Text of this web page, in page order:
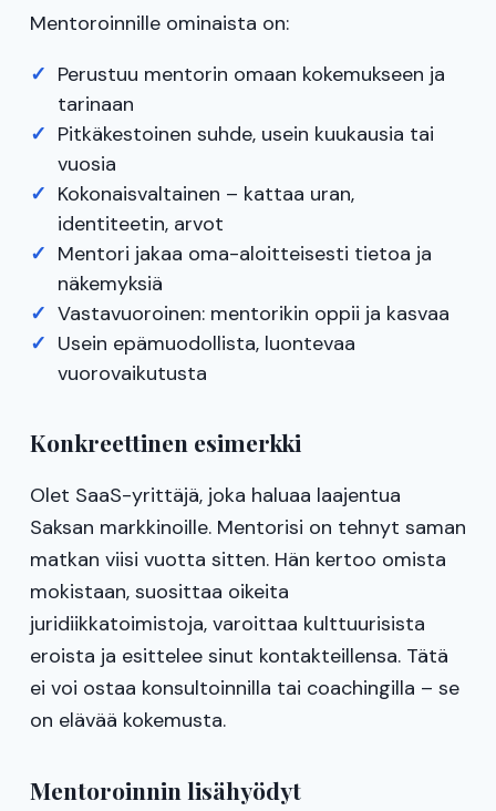
Mentoroinnille ominaista on:
Perustuu mentorin omaan kokemukseen ja
tarinaan
Pitkäkestoinen suhde, usein kuukausia tai
vuosia
Kokonaisvaltainen – kattaa uran,
identiteetin, arvot
Mentori jakaa oma-aloitteisesti tietoa ja
näkemyksiä
Vastavuoroinen: mentorikin oppii ja kasvaa
Usein epämuodollista, luontevaa
vuorovaikutusta
Konkreettinen esimerkki
Olet SaaS-yrittäjä, joka haluaa laajentua
Saksan markkinoille. Mentorisi on tehnyt saman
matkan viisi vuotta sitten. Hän kertoo omista
mokistaan, suosittaa oikeita
juridiikkatoimistoja, varoittaa kulttuurisista
eroista ja esittelee sinut kontakteillensa. Tätä
ei voi ostaa konsultoinnilla tai coachingilla – se
on elävää kokemusta.
Mentoroinnin lisähyödyt